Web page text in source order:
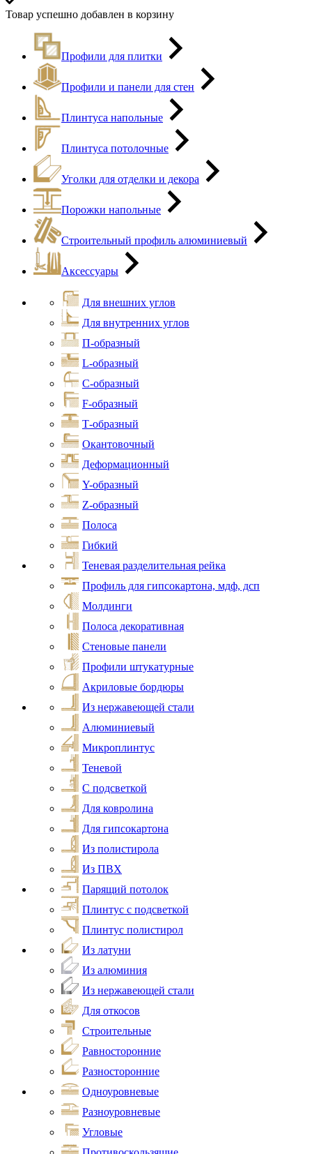
Товар успешно добавлен в корзину
Профили для плитки
Профили и панели для стен
Плинтуса напольные
Плинтуса потолочные
Уголки для отделки и декора
Порожки напольные
Строительный профиль алюминиевый
Аксессуары
Для внешних углов
Для внутренних углов
П-образный
L-образный
С-образный
F-образный
Т-образный
Окантовочный
Деформационный
Y-образный
Z-образный
Полоса
Гибкий
Теневая разделительная рейка
Профиль для гипсокартона, мдф, дсп
Молдинги
Полоса декоративная
Стеновые панели
Профили штукатурные
Акриловые бордюры
Из нержавеющей стали
Алюминиевый
Микроплинтус
Теневой
С подсветкой
Для ковролина
Для гипсокартона
Из полистирола
Из ПВХ
Парящий потолок
Плинтус с подсветкой
Плинтус полистирол
Из латуни
Из алюминия
Из нержавеющей стали
Для откосов
Строительные
Равносторонние
Разносторонние
Одноуровневые
Разноуровневые
Угловые